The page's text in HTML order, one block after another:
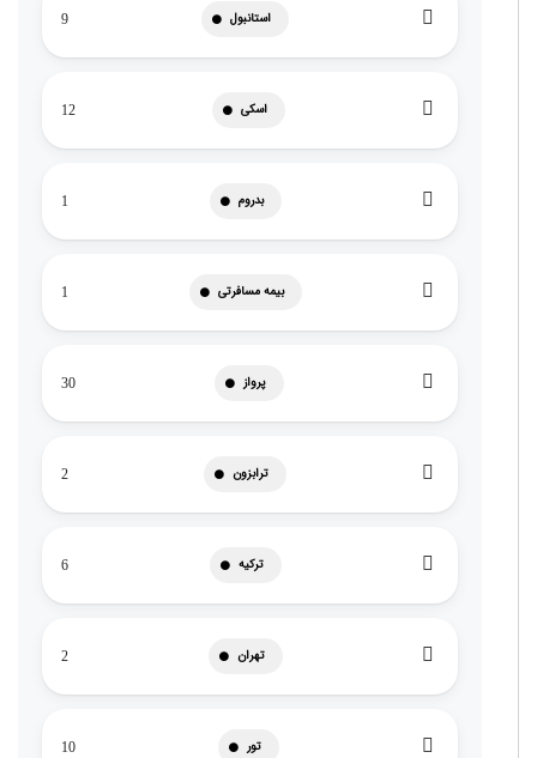
استانبول 9
اسکی 12
بدروم 1
بیمه مسافرتی 1
پرواز 30
ترابزون 2
ترکیه 6
تهران 2
تور 10